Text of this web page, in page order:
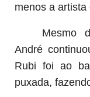
menos a
Mesmo
André
Rubi foi ao
puxada,